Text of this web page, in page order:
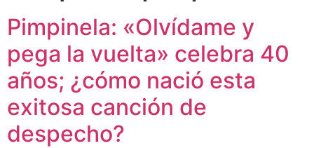
Pimpinela: «Olvídame y
pega la vuelta» celebra 40
años; ¿cómo nació esta
exitosa canción de
despecho?